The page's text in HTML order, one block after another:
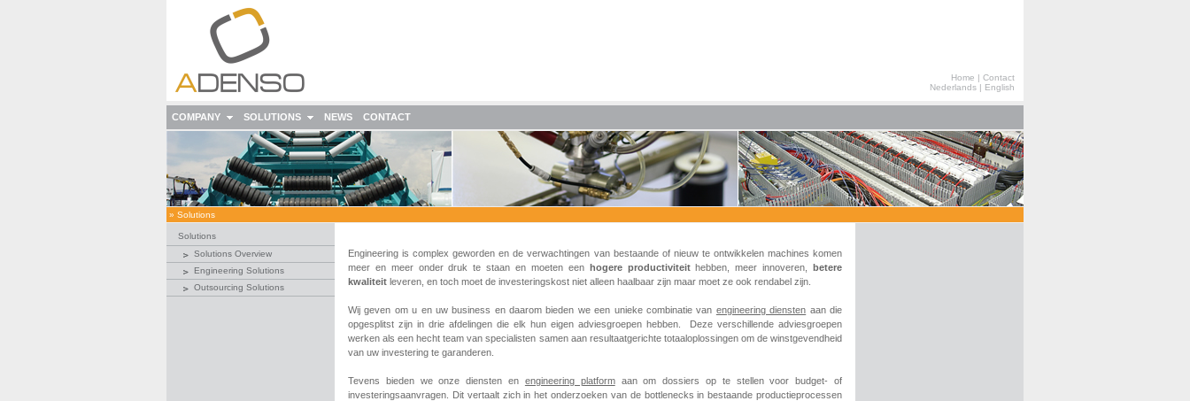
Home | Contact
Nederlands | English
COMPANY SOLUTIONS NEWS CONTACT
» Solutions
Solutions
Solutions Overview
Engineering Solutions
Outsourcing Solutions
Engineering is complex geworden en de verwachtingen van bestaande of nieuw te ontwikkelen machines komen
meer en meer onder druk te staan en moeten een hogere productiviteithebben, meer innoveren,betere
kwaliteit leveren, en toch moet de investeringskost niet alleen haalbaar zijn maar moet ze ook rendabel zijn.
Wij geven om u en uw business en daarom bieden we een unieke combinatie van engineering diensten aan die
opgesplitst zijn in drie afdelingen die elk hun eigen adviesgroepen hebben.
Deze verschillende adviesgroepen
werken als een hecht team van specialisten samen aan resultaatgerichte totaaloplossingen om de winstgevendheid
van uw investering te garanderen.
Tevens bieden we onze diensten en engineering platformaan om dossiers op te stellen voor budget- of
investeringsaanvragen. Dit vertaalt zich in het onderzoeken van de bottlenecks in bestaande productieprocessen